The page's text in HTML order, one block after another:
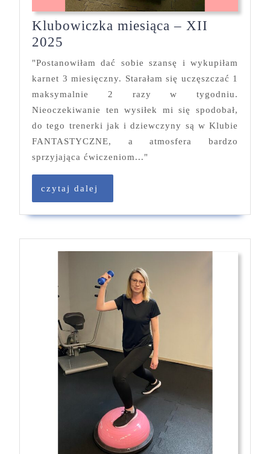
Klubowiczka miesiąca – XII
2025
miesiąca
–
XII
2025
"Postanowiłam dać sobie szansę i wykupiłam
karnet 3 miesięczny. Starałam się uczęszczać 1
maksymalnie 2 razy w tygodniu.
Nieoczekiwanie ten wysiłek mi się spodobał,
do tego trenerki jak i dziewczyny są w Klubie
FANTASTYCZNE, a atmosfera bardzo
sprzyjająca ćwiczeniom..."
czytaj dalej
dalej